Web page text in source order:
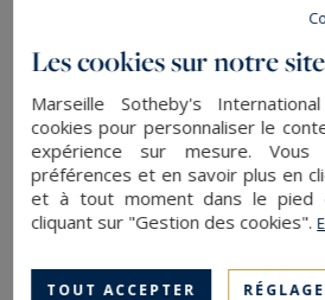
configuration
espaces de vie indépendants,
de sa propre piscine et de ses
extérieurs, au cœur d’un
plus d’un hectare.
Entourée de vignes, d’oliviers
propriété offre un
restant proche des plages, des
Les cookies sur notre
Marseille Sotheby's
cookies pour personnaliser le
expérience sur mesure.
préférences et en savoir plus en
et à tout moment dans le pied
cliquant sur "Gestion des cookies".
TOUT ACCEPTER